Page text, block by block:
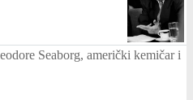
Seaborg, američki kemičar i